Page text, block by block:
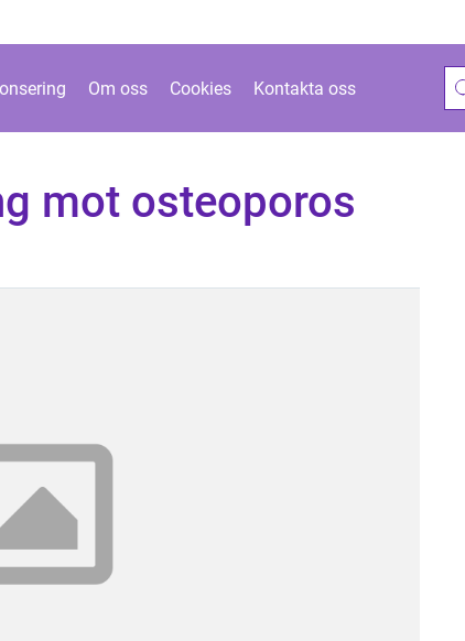
Om oss Cookies Kontakta oss
mot osteoporos